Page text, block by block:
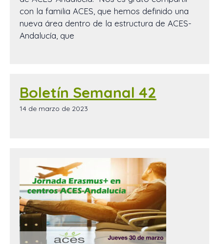
con la familia ACES, que hemos definido una
nueva área dentro de la estructura de ACES-
Andalucía, que
Boletín Semanal 42
14 de marzo de 2023